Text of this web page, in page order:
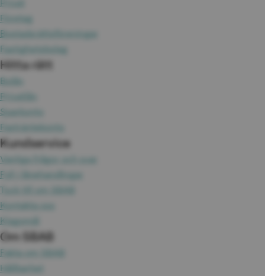
Företag
Bostadsrättsföreningar
Fastighetsbolag
Hitta rätt
Bolån
Privatlån
Sparkonto
Fasträntekonto
Kundservice
Vanliga frågor och svar
Fyll i lånehandlingar
Tyck till om SBAB
Kontakta oss
Klagomål
Om SBAB
Fakta om SBAB
Hållbarhet